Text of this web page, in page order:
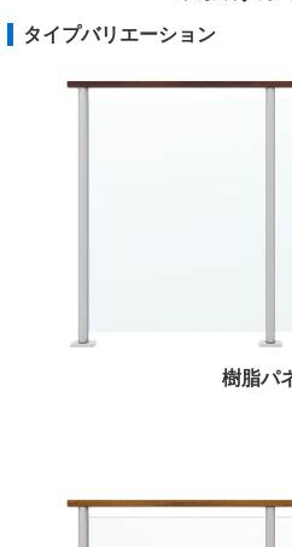
タイプバリエーション
樹脂パ